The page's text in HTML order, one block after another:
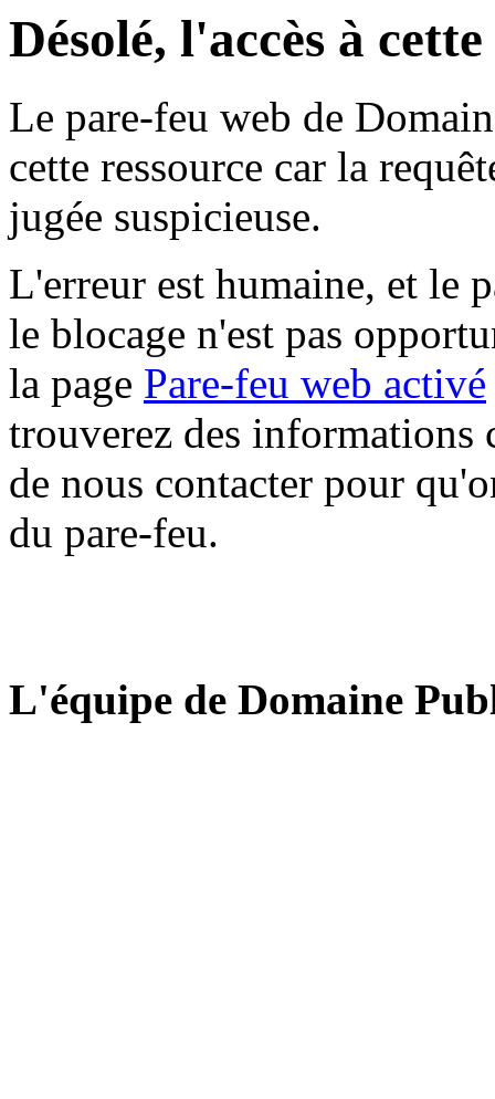
Désolé, l'accès à
Le pare-feu web de
cette ressource car la
jugée suspicieuse.
L'erreur est humaine, et le
le blocage n'est pas
la page Pare-feu web activé
trouverez des informations
de nous contacter pour
du pare-feu.
L'équipe de Domaine